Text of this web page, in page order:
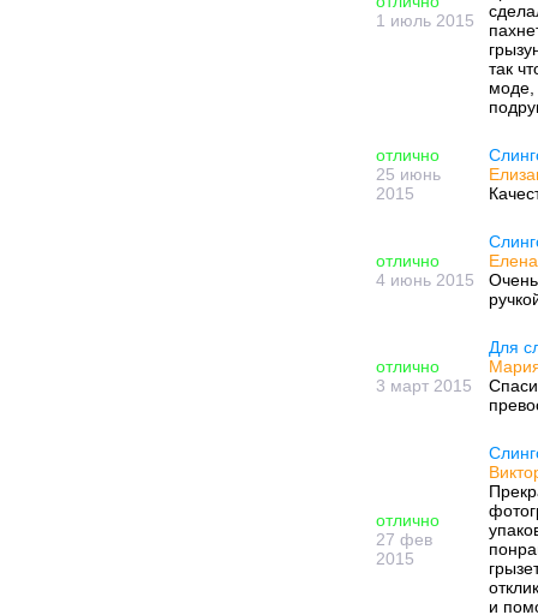
1 июль 2015
так
моде,
отлично
25 июнь
2015
отлично
4 июнь 2015
Очень
отлично
3 март 2015
Для
отлично
27 фев
2015
и